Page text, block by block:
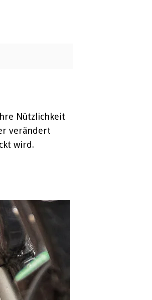
Nützlichkeit
verändert
wird.